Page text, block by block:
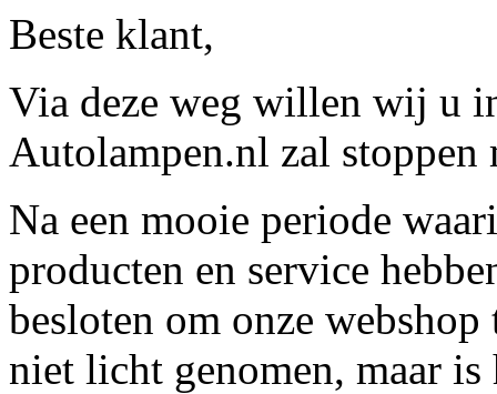
Beste klant,
Via deze weg willen wij u
Autolampen.nl zal stoppen
Na een mooie periode
producten en service
besloten om onze
niet licht genomen, maar